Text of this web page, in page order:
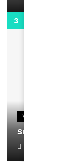
VIDEOS
Support Black